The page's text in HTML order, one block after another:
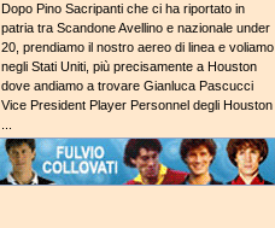
Dopo Pino Sacripanti che ci ha riportato in
patria tra Scandone Avellino e nazionale under
20, prendiamo il nostro aereo di linea e voliamo
negli Stati Uniti, più precisamente a Houston
dove andiamo a trovare Gianluca Pascucci
Vice President Player Personnel degli Houston